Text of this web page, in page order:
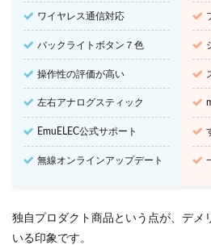
ワイヤレス通信対応
バックライトボタン７色
操作性の評価が高い
左右アナログスティック
EmuELEC公式サポート
無線オンラインアップデート
独自プロダクト商品という点が、デメ
いる印象です。